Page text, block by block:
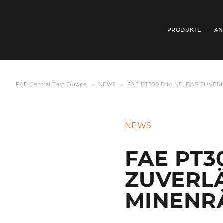
PRODUKTE
FAE Central East Europe NEWS FAE PT300 D:MINE, DAS
NEWS
FAE